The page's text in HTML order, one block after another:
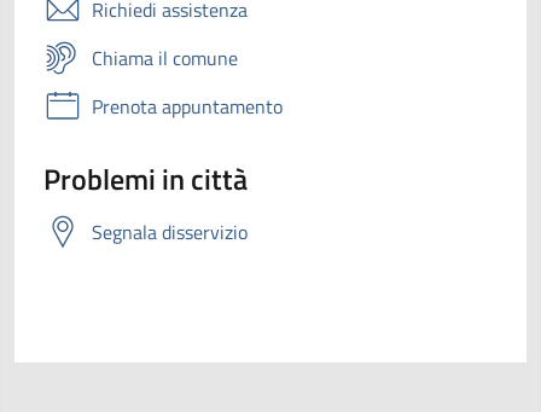
Richiedi assistenza
Chiama il comune
Prenota appuntamento
Problemi in città
Segnala disservizio